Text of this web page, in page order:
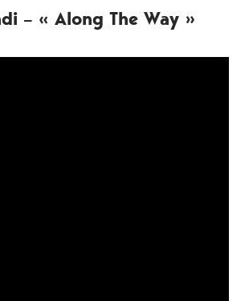
– « Along The Way »